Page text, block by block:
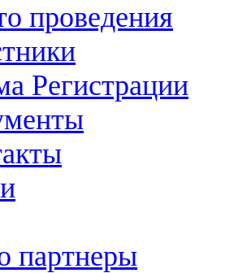
проведения
Регистрации
партнеры